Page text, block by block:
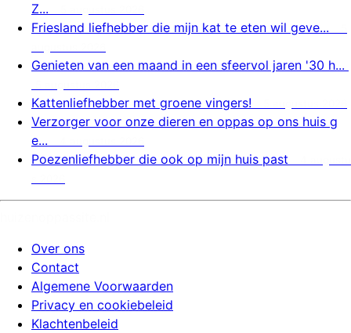
Z...
Friesland liefhebber die mijn kat te eten wil geve...
Genieten van een maand in een sfeervol jaren '30 h...
Kattenliefhebber met groene vingers!
Verzorger voor onze dieren en oppas op ons huis g
e...
Poezenliefhebber die ook op mijn huis past
Over ons
Contact
Algemene Voorwaarden
Privacy en cookiebeleid
Klachtenbeleid